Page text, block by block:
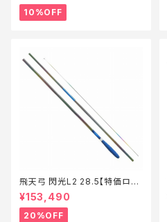
10%OFF
飛天弓 閃光L2 28.5【特価ロッ
ド】【20】
¥153,490
20%OFF